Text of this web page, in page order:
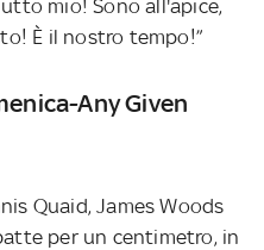
mio! Sono all'apice,
È il nostro tempo!”
Any Given
Quaid, James Woods
per un centimetro, in